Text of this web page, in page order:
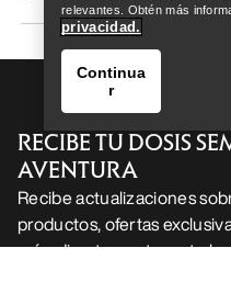
Help
RECIBE TU DOSIS
AVENTURA
Recibe actualizaciones
productos, ofertas
más, directamente en tu
relevantes. Obtén más
privacidad.
Continua
r